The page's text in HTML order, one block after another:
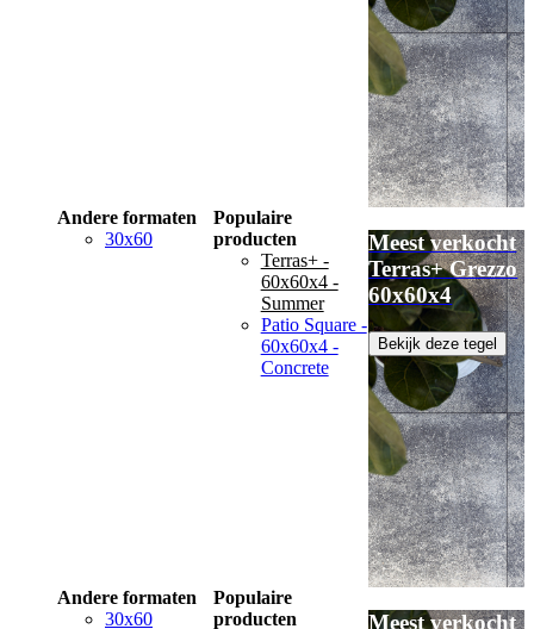
Andere formaten
30x60
Populaire
producten
Terras+ -
60x60x4 -
Summer
Patio Square -
60x60x4 -
Concrete
Meest verkocht
Terras+ Grezzo
60x60x4
Bekijk deze tegel
Andere formaten
30x60
Populaire
producten
Meest verkocht